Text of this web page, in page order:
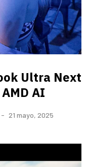
Ultra ​Next
AI
21 mayo, 2025